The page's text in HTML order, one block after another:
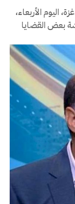
اليوم الأربعاء،
بعض القضايا